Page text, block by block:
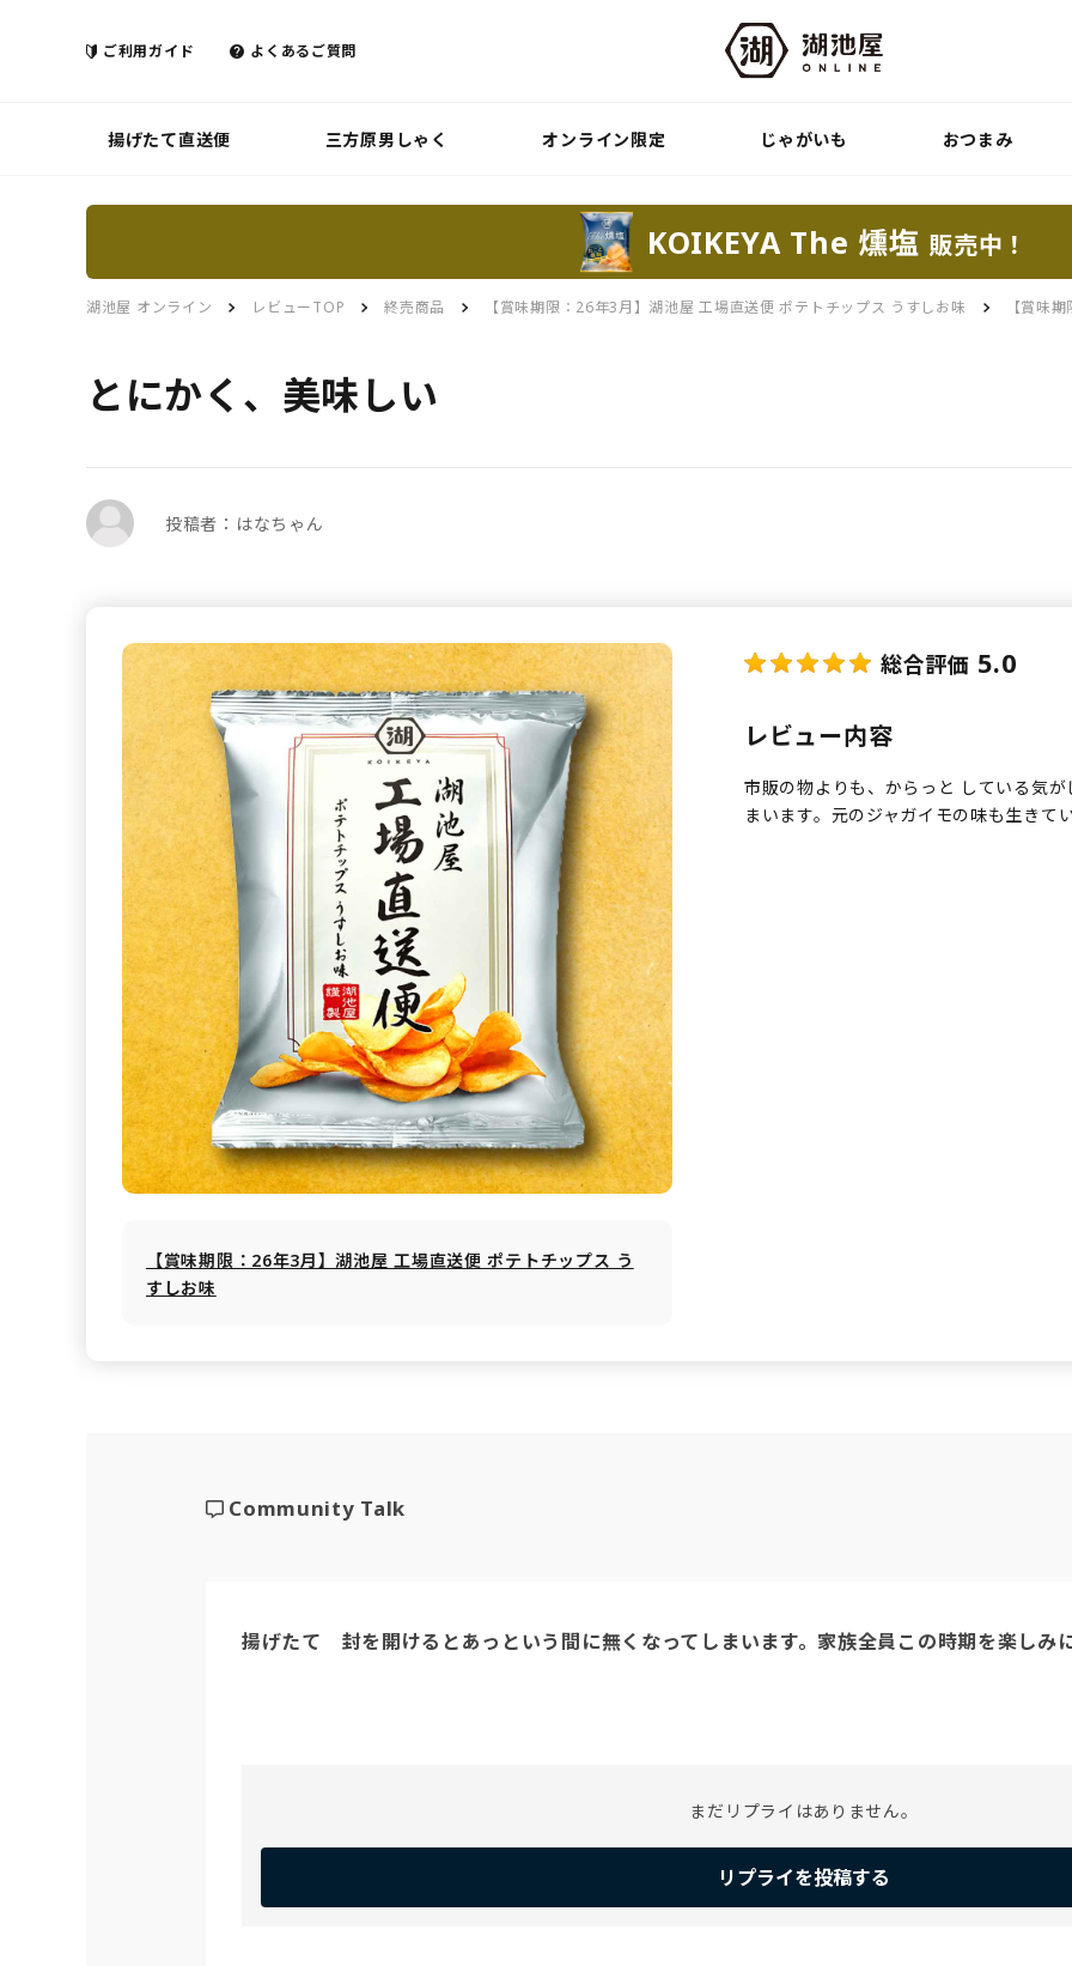
ご利用ガイド よくあるご質問
揚げたて直送便 三方原男しゃく オンライン限定 じゃがいも おつまみ
KOIKEYA The 燻塩 販売中！
湖池屋 オンライン レビューTOP 終売商品 【賞味期限：26年3月】湖池屋 工場直送便 ポテトチップス うすしお味 【賞味
とにかく、美味しい
投稿者：はなちゃん
【賞味期限：26年3月】湖池屋 工場直送便 ポテトチップス う
すしお味
総合評価 5.0
レビュー内容
市販の物よりも、からっと している気
まいます。元のジャガイモの味も生きて
Community Talk
揚げたて　封を開けるとあっという間に無くなってしまいます。家族全員この時期を楽しみ
まだリプライはありません。
リプライを投稿する